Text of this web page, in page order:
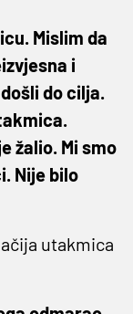
Mislim da
i
do cilja.
žalio. Mi smo
Nije bilo
utakmica